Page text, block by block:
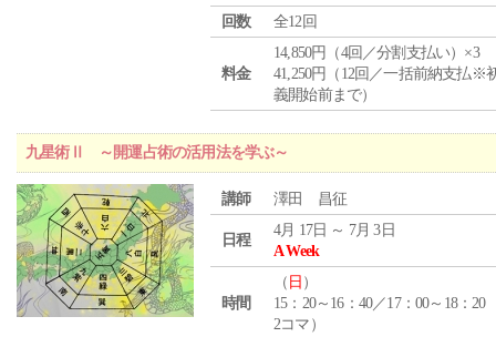
回数
全12回
料金
14,850円（4回／分割支払い）×3
41,250円（12回／一括前納支払※
義開始前まで）
九星術Ⅱ ～開運占術の活用法を学ぶ～
講師 澤田 昌征
日程
4月 17日 ～ 7月 3日
A Week
時間
（ 日 ）
15：20～16：40／17：00～18：20
2コマ）